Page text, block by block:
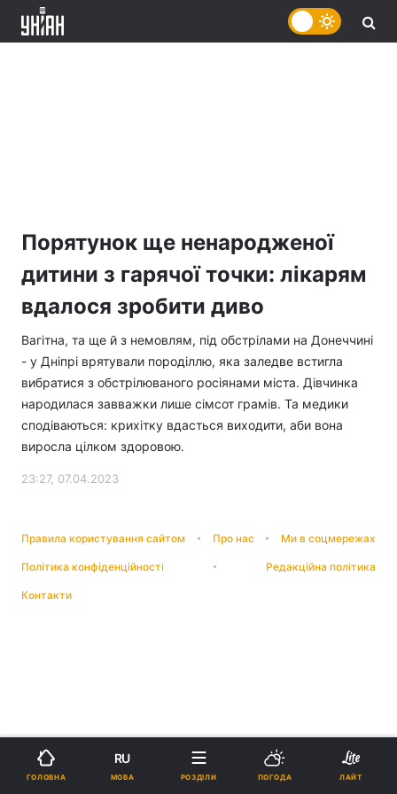
Порятунок ще ненародженої
дитини з гарячої точки: лікарям
вдалося зробити диво
Вагітна, та ще й з немовлям, під обстрілами на Донеччині
- у Дніпрі врятували породіллю, яка заледве встигла
вибратися з обстрілюваного росіянами міста. Дівчинка
народилася завважки лише сімсот грамів. Та медики
сподіваються: крихітку вдасться виходити, аби вона
виросла цілком здоровою.
23:27, 07.04.2023
Правила користування сайтом Про нас Ми в соцмережах
Політика конфіденційності Редакційна політика
Контакти
ГОЛОВНА
RU
МОВА РОЗДІЛИ ПОГОДА ЛАЙТ